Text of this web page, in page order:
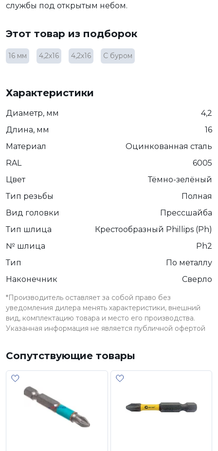
службы под открытым небом.
Этот товар из подборок
16 мм 4,2х16 4,2х16 С буром
Характеристики
Диаметр, мм
4,2
Длина, мм
16
Материал
Оцинкованная сталь
RAL
6005
Цвет
Тёмно-зелёный
Тип резьбы
Полная
Вид головки
Прессшайба
Тип шлица
Крестообразный Phillips (Ph)
№ шлица
Ph2
Тип
По металлу
Наконечник
Сверло
*Производитель оставляет за собой право без
уведомления дилера менять характеристики, внешний
вид, комплектацию товара и место его производства.
Указанная информация не является публичной офертой
Сопутствующие товары